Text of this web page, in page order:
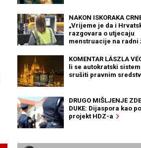
NAKON ISKORAKA
„Vrijeme je da i
razgovara o utjecaju
menstruacije na radni
KOMENTAR LÁSZLA
li se autokratski
srušiti pravnim
DRUGO MIŠLJENJE
DUKE: Dijaspora kao
projekt HDZ-a